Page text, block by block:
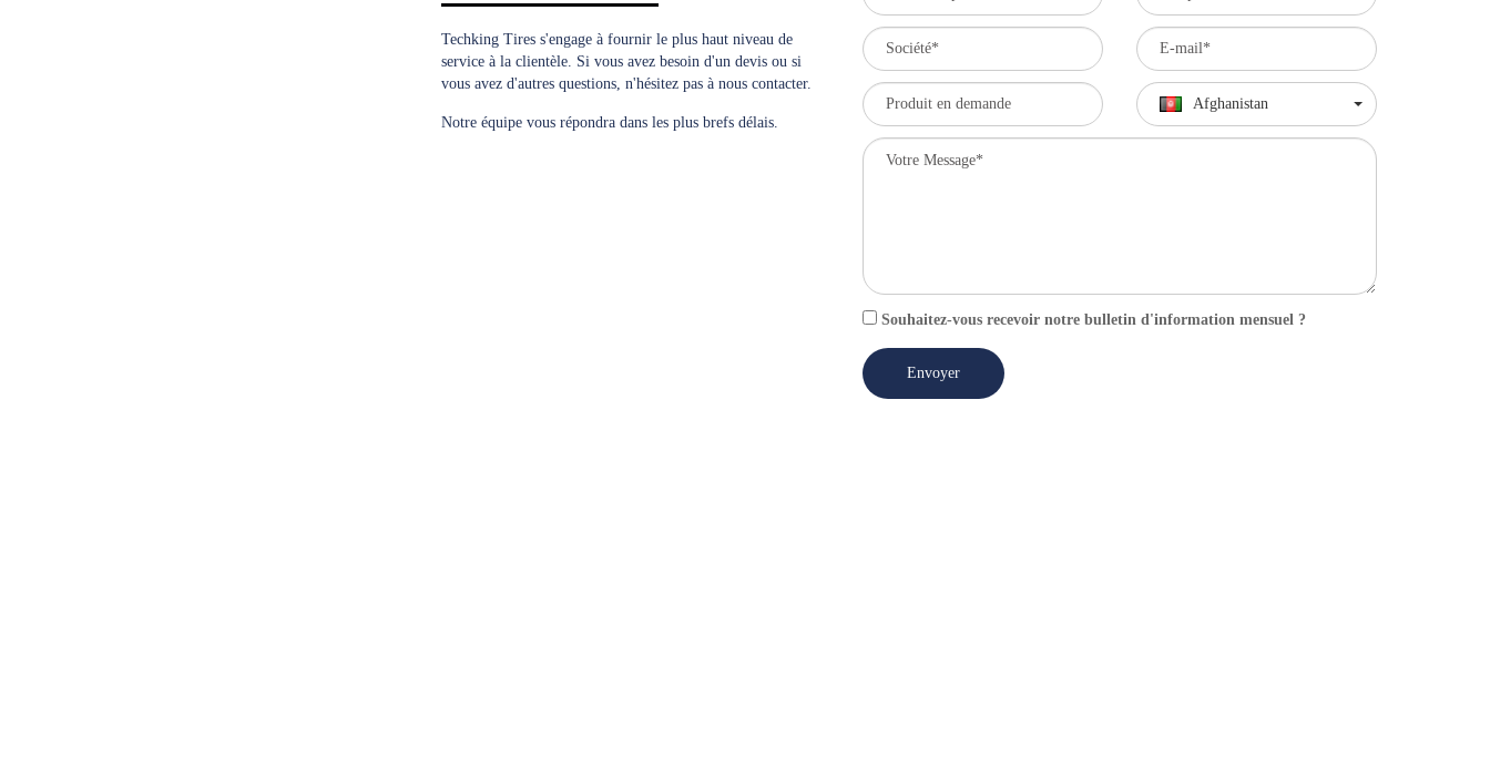
Techking Tires s'engage à fournir le plus haut niveau de
service à la clientèle. Si vous avez besoin d'un devis ou si
vous avez d'autres questions, n'hésitez pas à nous contacter.
Notre équipe vous répondra dans les plus brefs délais.
Afghanistan
Souhaitez-vous recevoir notre bulletin d'information mensuel ?
Envoyer